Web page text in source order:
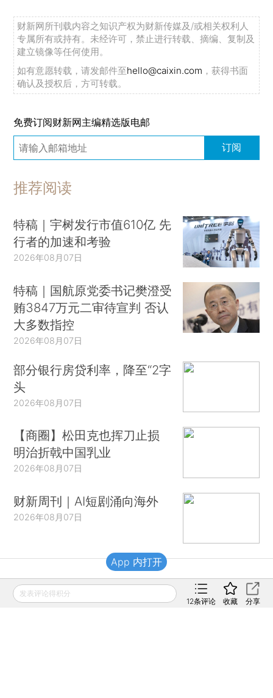
财新网所刊载内容之知识产权为财新传媒及/或相关权利人
专属所有或持有。未经许可，禁止进行转载、摘编、复制及
建立镜像等任何使用。
如有意愿转载，请发邮件至hello@caixin.com ，获得书面
确认及授权后，方可转载。
免费订阅财新网主编精选版电邮
订阅
推荐阅读
特稿｜宇树发行市值610亿 先
行者的加速和考验
2026年08月07日
特稿｜国航原党委书记樊澄受
贿3847万元二审待宣判 否认
大多数指控
2026年08月07日
部分银行房贷利率，降至“2字
头
2026年08月07日
【商圈】松田克也挥刀止损
明治折戟中国乳业
2026年08月07日
财新周刊｜AI短剧涌向海外
2026年08月07日
财新移动
发表评论得积分
12条评论 收藏 分享
App 内打开